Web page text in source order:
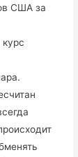
США за